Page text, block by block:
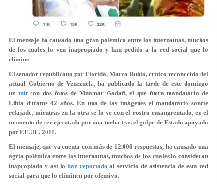
El mensaje ha causado una gran polémica entre los internautas, muchos
de los cuales lo ven inapropiado y han pedido a la red social que lo
elimine.
El senador republicano por Florida, Marco Rubio, crítico reconocido del
actual Gobierno de Venezuela, ha publicado la tarde de este domingo
un tuitcon dos fotos de Muamar Gadafi, el que fuera mandatario de
Libia durante 42 años. En una de las imágenes el mandatario sonríe
relajado, mientras en la otra se lo ve con el rostro ensangrentado, en el
momento de ser ejecutado por una turba tras el golpe de Estado apoyado
por EE.UU. 2011.
El mensaje, que ya cuenta con más de 12.000 respuestas, ha causado una
agria polémica entre los internautas, muchos de los cuales lo consideran
inapropiado y así lohan reportado al servicio de asistencia de esta red
social para que lo eliminen por ofensivo.